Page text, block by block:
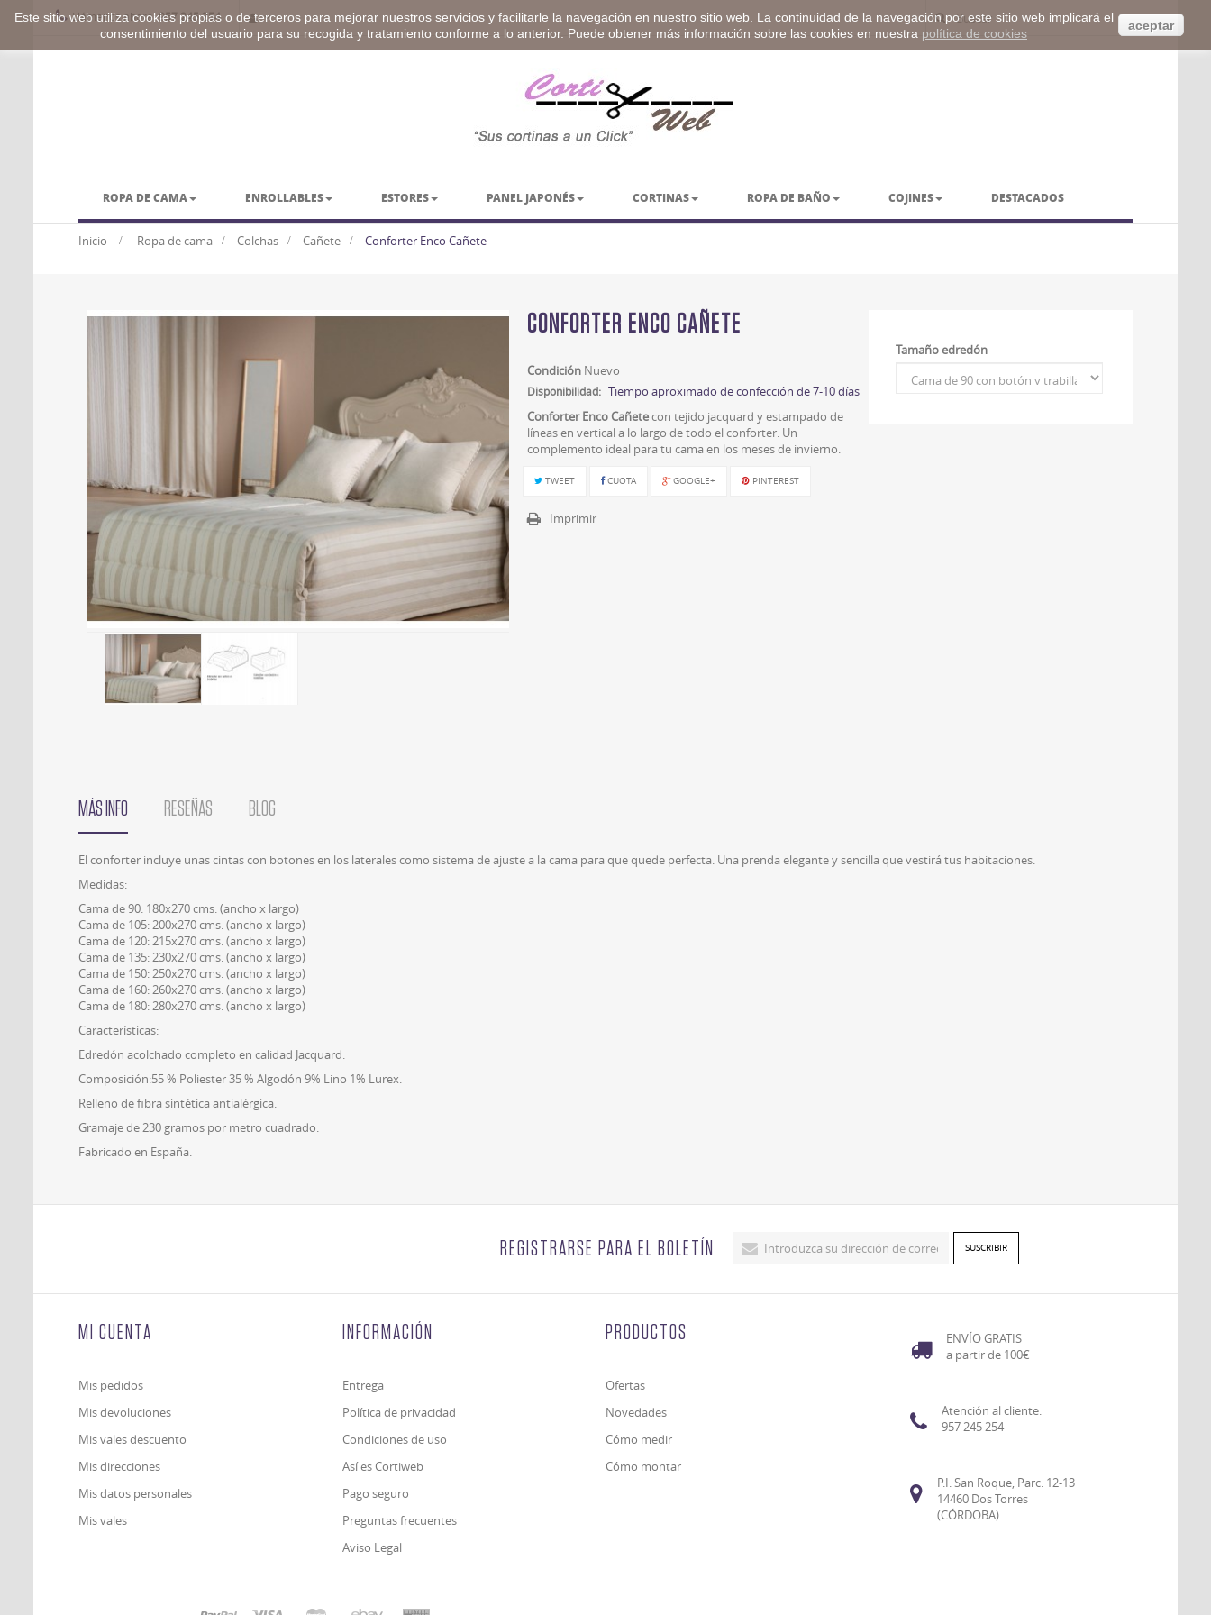
Llámenos ahora:957 245 254
ROPA DE CAMA ENROLLABLES ESTORES PANEL JAPONÉS CORTINAS ROPA DE BAÑO COJINES DESTACADOS
BARRAS Y ACCESORIOS VESTUARIO
Inicio > Ropa de cama > Colchas > Cañete > Conforter Enco Cañete
CONFORTER ENCO CAÑETE
Condición Nuevo
Disponibilidad: Tiempo aproximado de confección de 7-10 días
Conforter Enco Cañetecon tejido jacquard y estampado de
líneas en vertical a lo largo de todo el conforter. Un
complemento ideal para tu cama en los meses de invierno.
TWEET CUOTA GOOGLE+ PINTEREST
Imprimir
Tamaño edredón
MÁS INFO RESEÑAS BLOG
El conforter incluye unas cintas con botones en los laterales como sistema de ajuste a la cama para que quede perfecta. Una prenda elegante y sencilla que vestirá tus habitaciones.
Medidas:
Cama de 90: 180x270 cms. (ancho x largo)
Cama de 105: 200x270 cms. (ancho x largo)
Cama de 120: 215x270 cms. (ancho x largo)
Cama de 135: 230x270 cms. (ancho x largo)
Cama de 150: 250x270 cms. (ancho x largo)
Cama de 160: 260x270 cms. (ancho x largo)
Cama de 180: 280x270 cms. (ancho x largo)
Características:
Edredón acolchado completo en calidad Jacquard.
Composición:55 % Poliester 35 % Algodón 9% Lino 1% Lurex.
Relleno de fibra sintética antialérgica.
Gramaje de 230 gramos por metro cuadrado.
Fabricado en España.
REGISTRARSE PARA EL BOLETÍN
MI CUENTA
Mis pedidos
Mis devoluciones
Mis vales descuento
Mis direcciones
Mis datos personales
Mis vales
INFORMACIÓN
Entrega
Política de privacidad
Condiciones de uso
Así es Cortiweb
Pago seguro
Preguntas frecuentes
Aviso Legal
PRODUCTOS
Ofertas
Novedades
Cómo medir
Cómo montar
ENVÍO GRATIS
a partir de 100€
Atención al cliente:
957 245 254
P.I. San Roque, Parc. 12-13
14460 Dos Torres
(CÓRDOBA)
Este sitio web utiliza cookies propias o de terceros para mejorar nuestros servicios y facilitarle la navegación en nuestro sitio web. La continuidad de la navegación por este sitio web implicará el
consentimiento del usuario para su recogida y tratamiento conforme a lo anterior. Puede obtener más información sobre las cookies en nuestra política de cookies
aceptar